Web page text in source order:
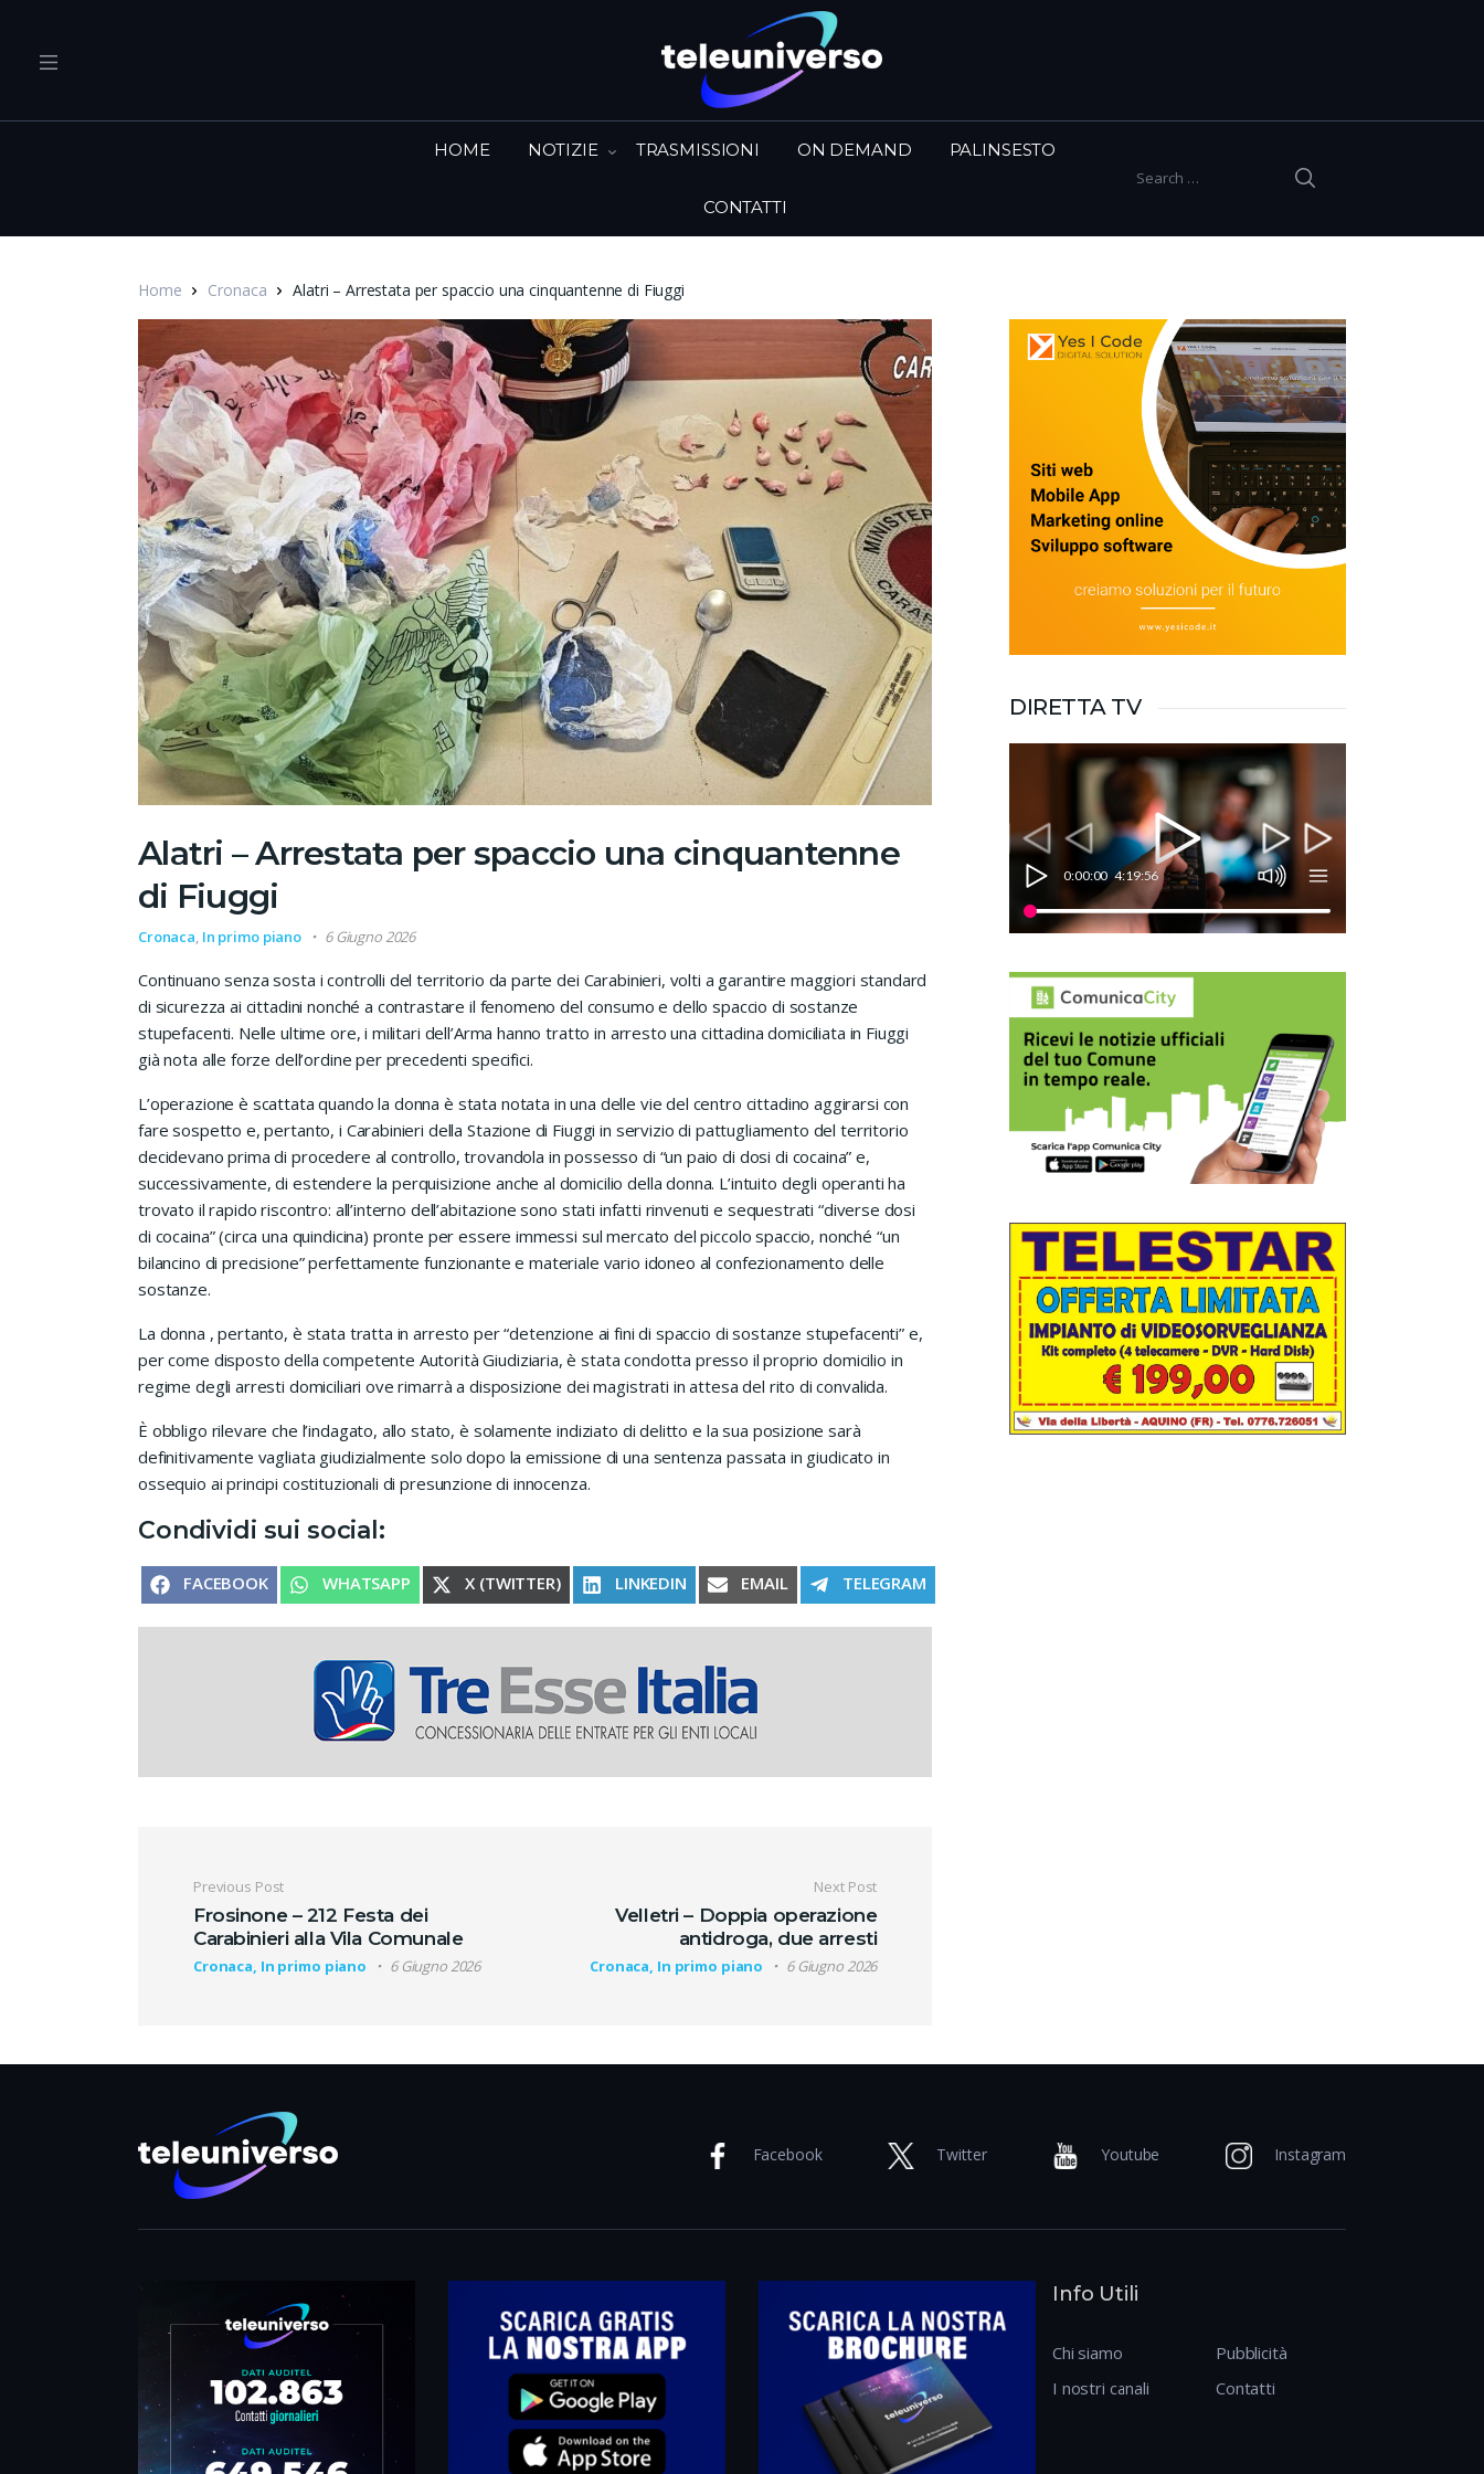
Search for:
HOME NOTIZIE TRASMISSIONI ON DEMAND PALINSESTO
CONTATTI
Home Cronaca Alatri – Arrestata per spaccio una cinquantenne di Fiuggi
Alatri – Arrestata per spaccio una cinquantenne
di Fiuggi
Cronaca, In primo piano 6 Giugno 2026
Continuano senza sosta i controlli del territorio da parte dei Carabinieri, volti a garantire maggiori standard
di sicurezza ai cittadini nonché a contrastare il fenomeno del consumo e dello spaccio di sostanze
stupefacenti. Nelle ultime ore, i militari dell’Arma hanno tratto in arresto una cittadina domiciliata in Fiuggi
già nota alle forze dell’ordine per precedenti specifici.
L’operazione è scattata quando la donna è stata notata in una delle vie del centro cittadino aggirarsi con
fare sospetto e, pertanto, i Carabinieri della Stazione di Fiuggi in servizio di pattugliamento del territorio
decidevano prima di procedere al controllo, trovandola in possesso di “un paio di dosi di cocaina” e,
successivamente, di estendere la perquisizione anche al domicilio della donna. L’intuito degli operanti ha
trovato il rapido riscontro: all’interno dell’abitazione sono stati infatti rinvenuti e sequestrati “diverse dosi
di cocaina” (circa una quindicina) pronte per essere immessi sul mercato del piccolo spaccio, nonché “un
bilancino di precisione” perfettamente funzionante e materiale vario idoneo al confezionamento delle
sostanze.
La donna , pertanto, è stata tratta in arresto per “detenzione ai fini di spaccio di sostanze stupefacenti” e,
per come disposto della competente Autorità Giudiziaria, è stata condotta presso il proprio domicilio in
regime degli arresti domiciliari ove rimarrà a disposizione dei magistrati in attesa del rito di convalida.
È obbligo rilevare che l’indagato, allo stato, è solamente indiziato di delitto e la sua posizione sarà
definitivamente vagliata giudizialmente solo dopo la emissione di una sentenza passata in giudicato in
ossequio ai principi costituzionali di presunzione di innocenza.
Condividi sui social:
SHARE ON
FACEBOOK SHARE ON
WHATSAPP SHARE ON
X (TWITTER) SHARE ON
LINKEDIN SHARE ON
EMAIL SHARE ON
TELEGRAM
Navigazione articoli
Previous Post
Frosinone – 212 Festa dei
Carabinieri alla Vila Comunale
Cronaca, In primo piano 6 Giugno 2026
Next Post
Velletri – Doppia operazione
antidroga, due arresti
Cronaca, In primo piano 6 Giugno 2026
DIRETTA TV
0:00:00 4:19:56
Facebook Twitter Youtube Instagram
Info Utili
Chi siamo
I nostri canali
Pubblicità
Contatti